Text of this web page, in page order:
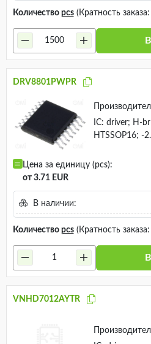
Количество pcs(Кратность
DRV8801PWPR
IC: driver; H-
HTSSOP16; -
Цена за единицу (pcs):
от 3.71 EUR
В наличии:
Количество pcs(Кратность заказа:
VNHD7012AYTR